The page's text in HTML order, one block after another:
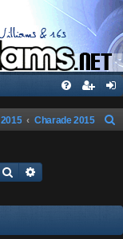
2015 Charade 2015
Rechercher